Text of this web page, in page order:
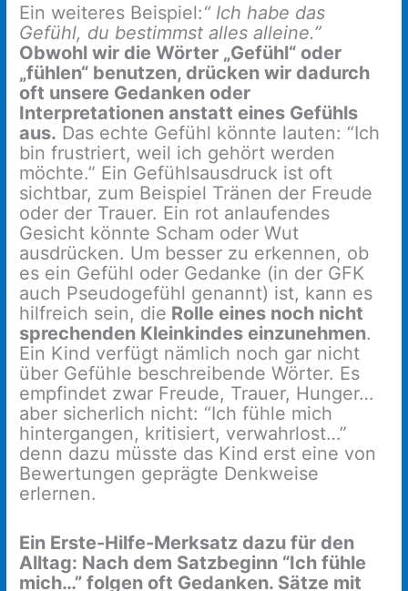
Ein weiteres Beispiel:“ Ich habe das
Gefühl, du bestimmst alles alleine.”
Obwohl wir die Wörter „Gefühl“ oder
„fühlen“ benutzen, drücken wir dadurch
oft unsere Gedanken oder
Interpretationen anstatt eines Gefühls
aus. Das echte Gefühl könnte lauten: “Ich
bin frustriert, weil ich gehört werden
möchte.” Ein Gefühlsausdruck ist oft
sichtbar, zum Beispiel Tränen der Freude
oder der Trauer. Ein rot anlaufendes
Gesicht könnte Scham oder Wut
ausdrücken. Um besser zu erkennen, ob
es ein Gefühl oder Gedanke (in der GFK
auch Pseudogefühl genannt) ist, kann es
hilfreich sein, die Rolle eines noch nicht
sprechenden Kleinkindes einzunehmen.
Ein Kind verfügt nämlich noch gar nicht
über Gefühle beschreibende Wörter. Es
empfindet zwar Freude, Trauer, Hunger…
aber sicherlich nicht: “Ich fühle mich
hintergangen, kritisiert, verwahrlost…”
denn dazu müsste das Kind erst eine von
Bewertungen geprägte Denkweise
erlernen.
Ein Erste-Hilfe-Merksatz dazu für den
Alltag: Nach dem Satzbeginn “Ich fühle
mich…” folgen oft Gedanken. Sätze mit